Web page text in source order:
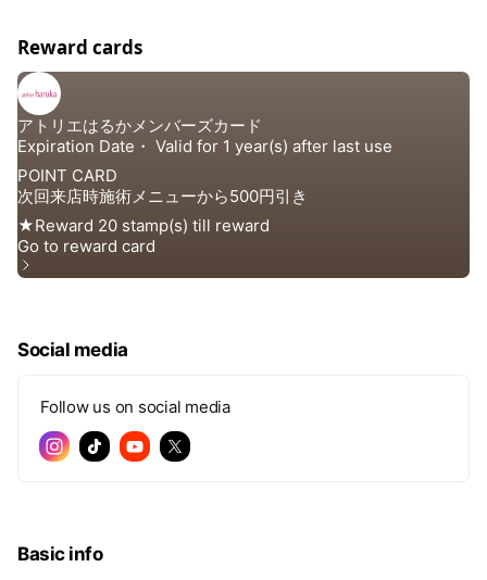
Reward cards
Social media
Follow us on social media
Basic info